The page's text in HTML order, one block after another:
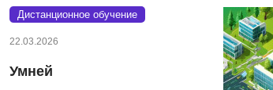
Дистанционное обучение
22.03.2026
Умней